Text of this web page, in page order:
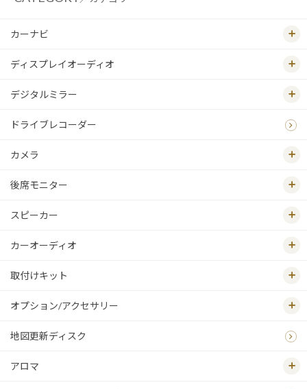
カーナビ
ディスプレイオーディオ
デジタルミラー
ドライブレコーダー
カメラ
後席モニター
スピーカー
カーオーディオ
取付けキット
オプション/アクセサリー
地図更新ディスク
アロマ